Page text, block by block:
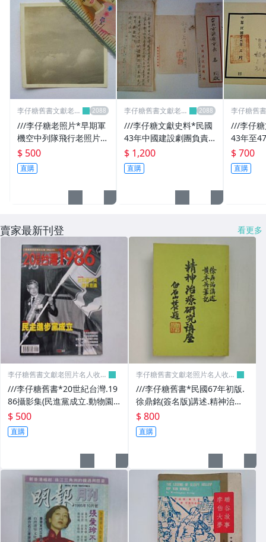
紀念品
LP全新黑膠
懷舊廣告
明星錄
懷舊童玩
二手DVD/VCD
紙鈔
攝影集
其它
李仔糖舊書文獻老照
///李仔糖老照片*早期軍
機空中列隊飛行老照片(k
359-4)
$ 500
直購
李仔糖舊書文獻老照
///李仔糖文獻史料*民國
43年中國建設劇團負責
人王天德毛筆字函呈台北
市長高玉樹(s6811-2)
$ 1,200
直購
李仔糖舊
///李仔
43年至
委任狀
$ 700
直購
賣家最新刊登 看更多
李仔糖舊書文獻老照片名人收藏
///李仔糖舊書*20世紀台灣.19
86攝影集(民進黨成立.動物園
喬遷)(k507)
$ 500
直購
李仔糖舊書文獻老照片名人收藏
///李仔糖舊書*民國67年初版.
徐鼎銘(簽名版)講述.精神治療
研究獎座(精神催眠等)(k372)
$ 800
直購